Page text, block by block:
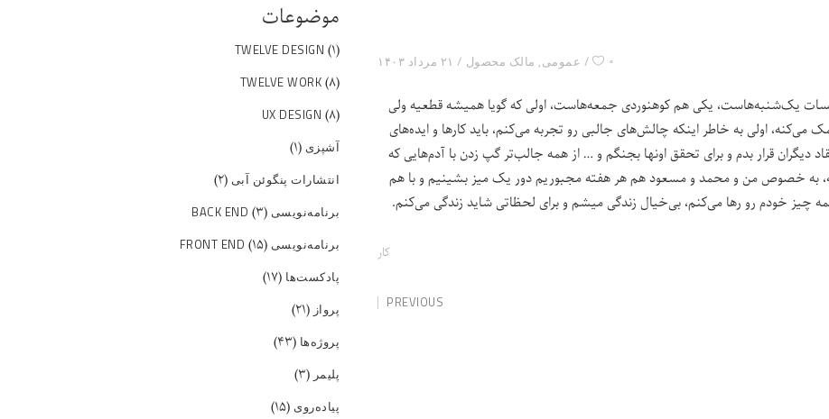
۲۱ مرداد ۱۴۰۳ عمومی, مالک محصول ۰
یک‌شنبه‌هاست، یکی هم کوهنوردی جمعه‌هاست، اولی که گویا همیشه قطعیه ولی
می‌کنه، اولی به خاطر اینکه چالش‌های جالبی رو تجربه می‌کنم، باید کارها و ایده‌های
دیگران قرار بدم و برای تحقق اونها بجنگم و … از همه جالب‌تر گپ زدن با آدم‌هایی که
به خصوص من و محمد و مسعود هم هر هفته مجبوریم دور یک میز بشینیم و با هم
چیز خودم رو رها می‌کنم، بی‌خیال زندگی میشم و برای لحظاتی شاید زندگی می‌کنم.
کار
PREVIOUS
موضوعات
TWELVE DESIGN (۱)
TWELVE WORK (۸)
UX DESIGN (۸)
آشپزی (۱)
انتشارات پنگوئن آبی (۲)
برنامه‌نویسی BACK END (۳)
برنامه‌نویسی FRONT END (۱۵)
پادکست‌ها (۱۷)
پرواز(۲۱)
پروژه‌ها (۴۳)
پلیمر(۳)
پیاده‌روی (۱۵)